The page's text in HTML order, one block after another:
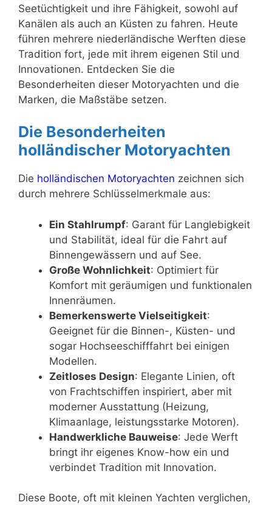
Seetüchtigkeit und ihre Fähigkeit, sowohl auf
Kanälen als auch an Küsten zu fahren. Heute
führen mehrere niederländische Werften diese
Tradition fort, jede mit ihrem eigenen Stil und
Innovationen. Entdecken Sie die
Besonderheiten dieser Motoryachten und die
Marken, die Maßstäbe setzen.
Die Besonderheiten
holländischer Motoryachten
Die holländischen Motoryachten zeichnen sich
durch mehrere Schlüsselmerkmale aus:
Ein Stahlrumpf: Garant für Langlebigkeit
und Stabilität, ideal für die Fahrt auf
Binnengewässern und auf See.
Große Wohnlichkeit: Optimiert für
Komfort mit geräumigen und funktionalen
Innenräumen.
Bemerkenswerte Vielseitigkeit:
Geeignet für die Binnen-, Küsten- und
sogar Hochseeschifffahrt bei einigen
Modellen.
Zeitloses Design: Elegante Linien, oft
von Frachtschiffen inspiriert, aber mit
moderner Ausstattung (Heizung,
Klimaanlage, leistungsstarke Motoren).
Handwerkliche Bauweise: Jede Werft
bringt ihr eigenes Know-how ein und
verbindet Tradition mit Innovation.
Diese Boote, oft mit kleinen Yachten verglichen,